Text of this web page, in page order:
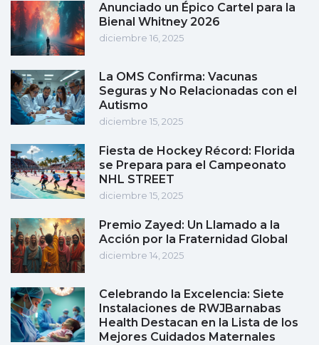
Anunciado un Épico Cartel para la
Bienal Whitney 2026
diciembre 16, 2025
La OMS Confirma: Vacunas
Seguras y No Relacionadas con el
Autismo
diciembre 15, 2025
Fiesta de Hockey Récord: Florida
se Prepara para el Campeonato
NHL STREET
diciembre 15, 2025
Premio Zayed: Un Llamado a la
Acción por la Fraternidad Global
diciembre 14, 2025
Celebrando la Excelencia: Siete
Instalaciones de RWJBarnabas
Health Destacan en la Lista de los
Mejores Cuidados Maternales